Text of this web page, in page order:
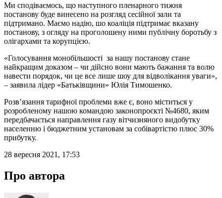
Ми сподіваємось, що наступного пленарного тижня
постанову буде винесено на розгляд сесійної зали та
підтримано. Маємо надію, шо коаліція підтримає вказану
постанову, з огляду на проголошену ними публічну боротьбу з
олігархами та корупцією.
«Голосування монобільшості за нашу постанову стане
найкращим доказом – чи дійсно вони мають бажання та волю
навести порядок, чи це все лише шоу для відволікання уваги»,
– заявила лідер «Батьківщини» Юлія Тимошенко.
Розв’язання тарифної проблеми вже є, воно міститься у
розробленому нашою командою законопроєкті №4680, яким
передбачається направлення газу вітчизняного видобутку
населенню і бюджетним установам за собівартістю плюс 30%
прибутку.
28 вересня 2021, 17:53
Про автора